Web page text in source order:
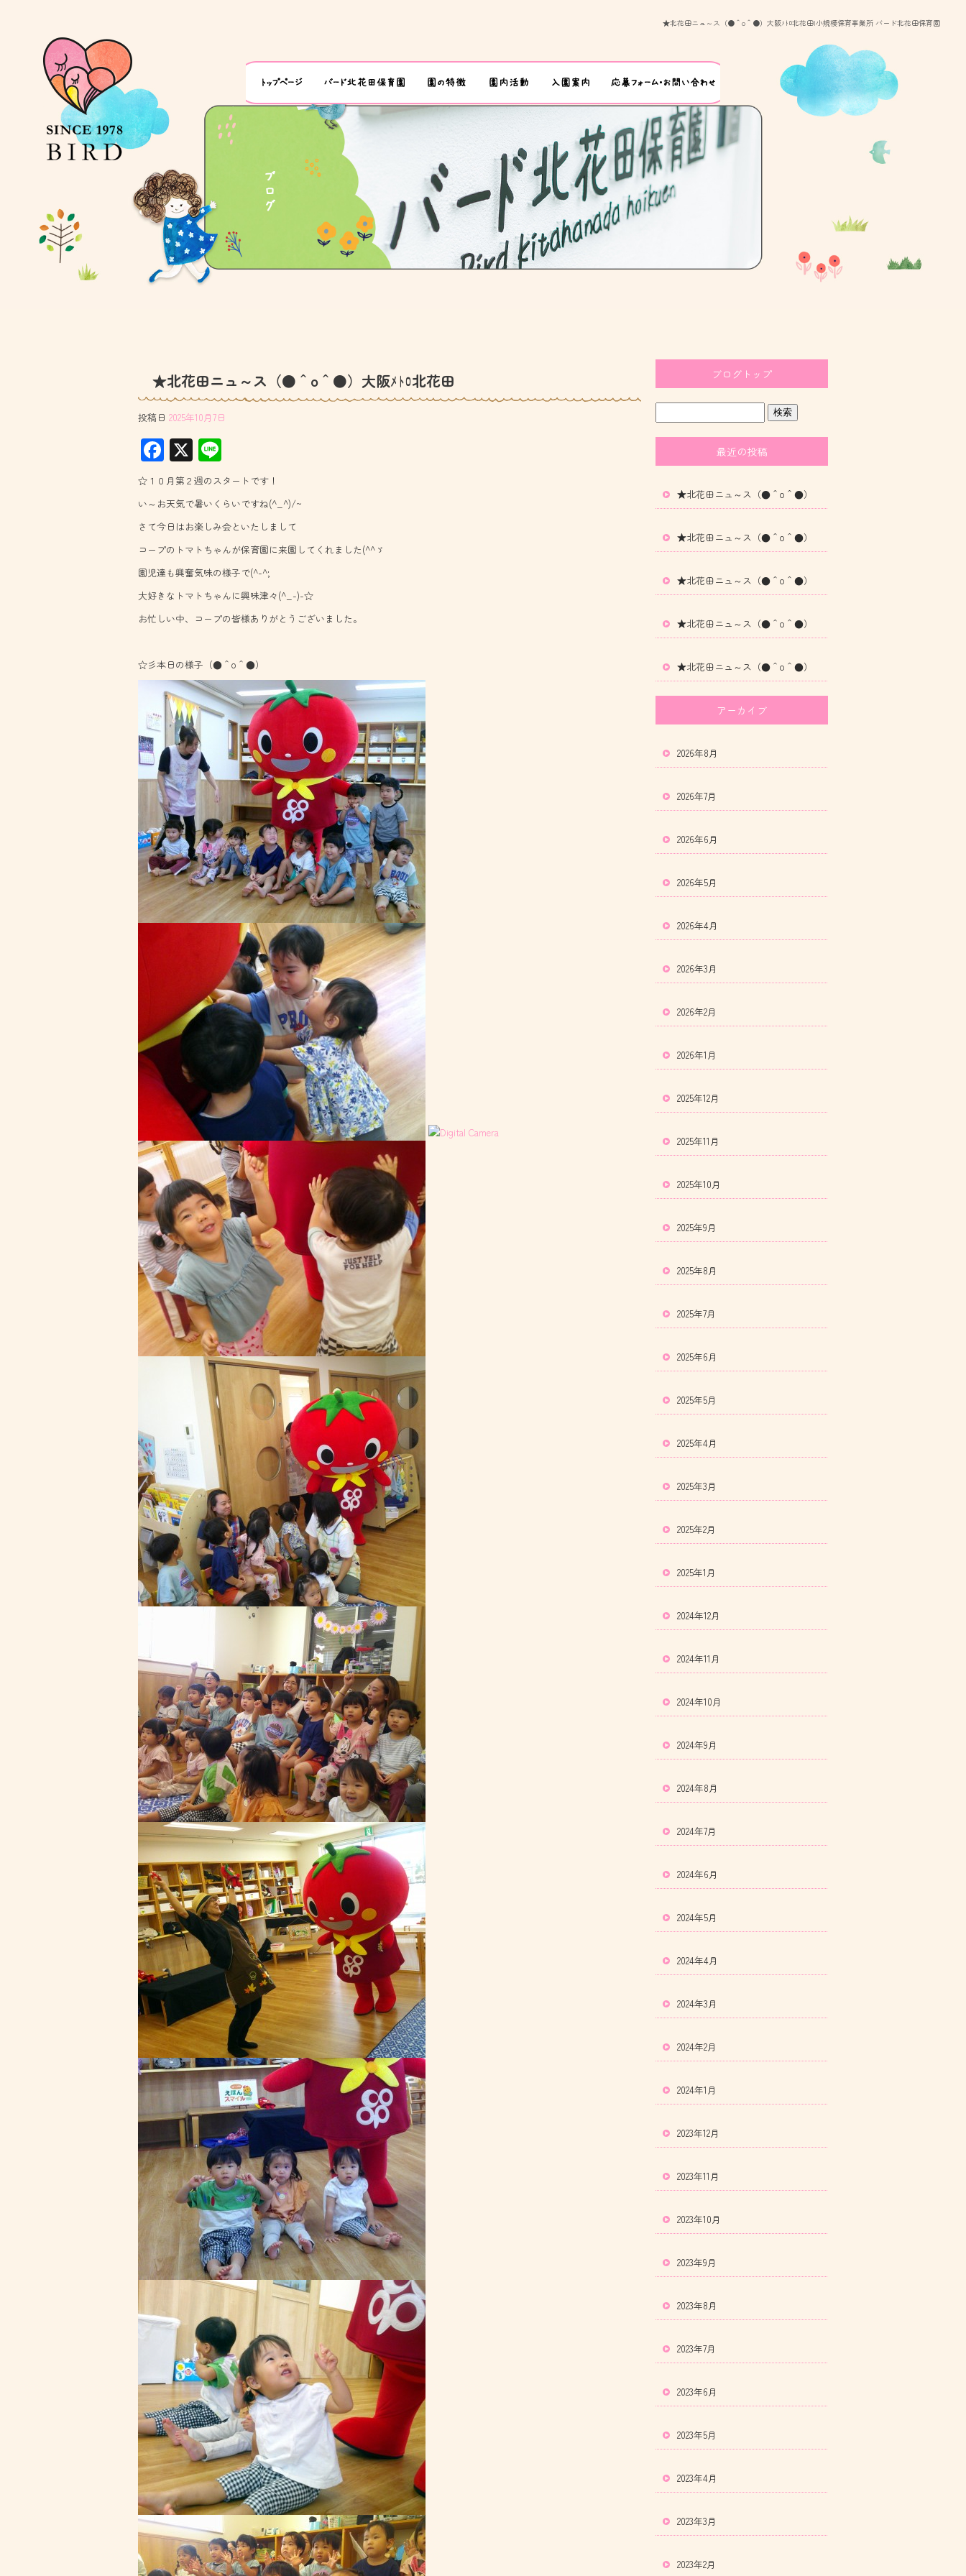
★北花田ニュ～ス（●＾o＾●）大阪ﾒﾄﾛ北花田|小規模保育事業所 バード北花田保育園
★北花田ニュ～ス（●＾o＾●）大阪ﾒﾄﾛ北花田
投稿日 2025年10月7日
F
ac
e
b
o
ok
X
ne
☆１０月第２週のスタートです！
い～お天気で暑いくらいですね(^_^)/~
さて今日はお楽しみ会といたしまして
コープのトマトちゃんが保育園に来園してくれました(^^ゞ
園児達も興奮気味の様子で(^-^;
大好きなトマトちゃんに興味津々(^_-)-☆
お忙しい中、コープの皆様ありがとうございました。
☆彡本日の様子（●＾o＾●）
ブログトップ
最近の投稿
★北花田ニュ～ス（●＾o＾●）
★北花田ニュ～ス（●＾o＾●）
★北花田ニュ～ス（●＾o＾●）
★北花田ニュ～ス（●＾o＾●）
★北花田ニュ～ス（●＾o＾●）
アーカイブ
2026年8月
2026年7月
2026年6月
2026年5月
2026年4月
2026年3月
2026年2月
2026年1月
2025年12月
2025年11月
2025年10月
2025年9月
2025年8月
2025年7月
2025年6月
2025年5月
2025年4月
2025年3月
2025年2月
2025年1月
2024年12月
2024年11月
2024年10月
2024年9月
2024年8月
2024年7月
2024年6月
2024年5月
2024年4月
2024年3月
2024年2月
2024年1月
2023年12月
2023年11月
2023年10月
2023年9月
2023年8月
2023年7月
2023年6月
2023年5月
2023年4月
2023年3月
2023年2月